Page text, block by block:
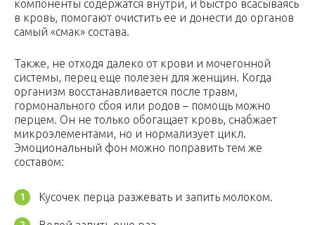
компоненты содержатся внутри, и быстро всасываясь
в кровь, помогают очистить ее и донести до органов
самый «смак» состава.
Также, не отходя далеко от крови и мочегонной
системы, перец еще полезен для женщин. Когда
организм восстанавливается после травм,
гормонального сбоя или родов – помощь можно
перцем. Он не только обогащает кровь, снабжает
микроэлементами, но и нормализует цикл.
Эмоциональный фон можно поправить тем же
составом:
Кусочек перца разжевать и запить молоком.